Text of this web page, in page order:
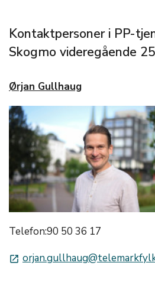
Kontaktpersoner i PP-
Skogmo videregående
Ørjan Gullhaug
Telefon:90 50 36 17
launch